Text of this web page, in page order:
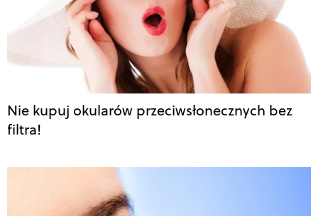
Nie kupuj okularów przeciwsłonecznych bez
filtra!